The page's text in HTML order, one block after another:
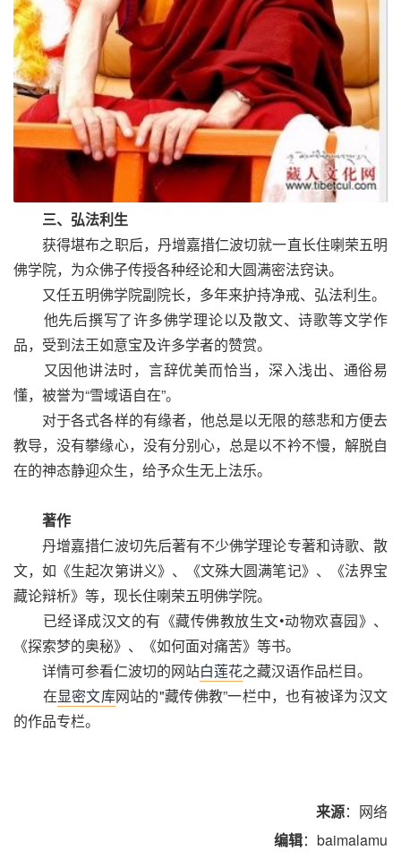
三、弘法利生
获得堪布之职后，丹增嘉措仁波切就一直长住喇荣五明
佛学院，为众佛子传授各种经论和大圆满密法窍诀。
又任五明佛学院副院长，多年来护持净戒、弘法利生。
他先后撰写了许多佛学理论以及散文、诗歌等文学作
品，受到法王如意宝及许多学者的赞赏。
又因他讲法时，言辞优美而恰当，深入浅出、通俗易
懂，被誉为“雪域语自在”。
对于各式各样的有缘者，他总是以无限的慈悲和方便去
教导，没有攀缘心，没有分别心，总是以不衿不慢，解脱自
在的神态静迎众生，给予众生无上法乐。
著作
丹增嘉措仁波切先后著有不少佛学理论专著和诗歌、散
文，如《生起次第讲义》、《文殊大圆满笔记》、《法界宝
藏论辩析》等，现长住喇荣五明佛学院。
已经译成汉文的有《藏传佛教放生文•动物欢喜园》、
《探索梦的奥秘》、《如何面对痛苦》等书。
详情可参看仁波切的网站白莲花之藏汉语作品栏目。
在显密文库网站的"藏传佛教”一栏中，也有被译为汉文
的作品专栏。
来源：网络
编辑：baimalamu